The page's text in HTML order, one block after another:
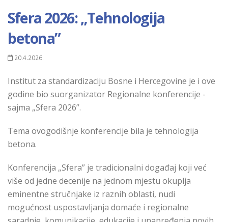
Sfera 2026: „Tehnologija
betona”
20.4.2026.
Institut za standardizaciju Bosne i Hercegovine je i ove
godine bio suorganizator Regionalne konferencije -
sajma „Sfera 2026”.
Tema ovogodišnje konferencije bila je tehnologija
betona.
Konferencija „Sfera” je tradicionalni događaj koji već
više od jedne decenije na jednom mjestu okuplja
eminentne stručnjake iz raznih oblasti, nudi
mogućnost uspostavljanja domaće i regionalne